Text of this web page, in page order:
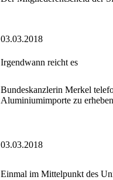
03.03.2018
Irgendwann reicht es
Bundeskanzlerin Merkel
Aluminiumimporte zu
03.03.2018
Einmal im Mittelpunkt des